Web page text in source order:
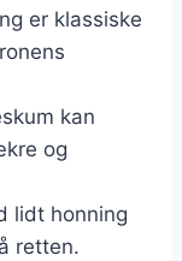
er klassiske
kan
og
lidt honning
retten.